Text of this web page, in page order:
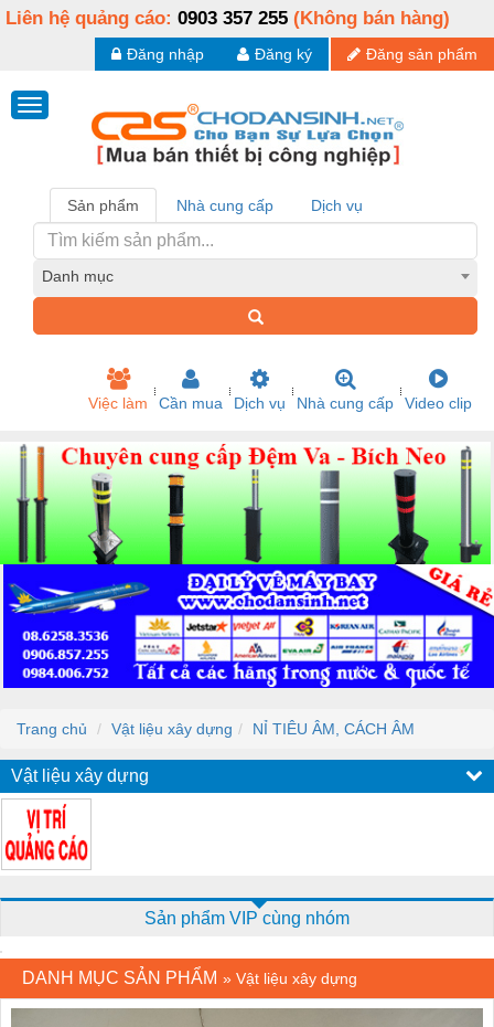
Liên hệ quảng cáo: 0903 357 255 (Không bán hàng)
Đăng sản phẩm
Đăng ký
Đăng nhập
Sản phẩm Nhà cung cấp Dịch vụ
Danh mục
Việc làm Cần mua Dịch vụ Nhà cung cấp Video clip
Trang chủ Vật liệu xây dựng NỈ TIÊU ÂM, CÁCH ÂM
Vật liệu xây dựng
Sản phẩm VIP cùng nhóm
DANH MỤC SẢN PHẨM » Vật liệu xây dựng